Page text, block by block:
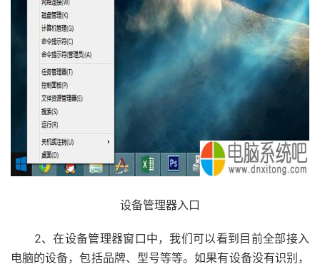
设备管理器入口
2、在设备管理器窗口中，我们可以看到目前全部接入
电脑的设备，包括品牌、型号等等。如果有设备没有识别，